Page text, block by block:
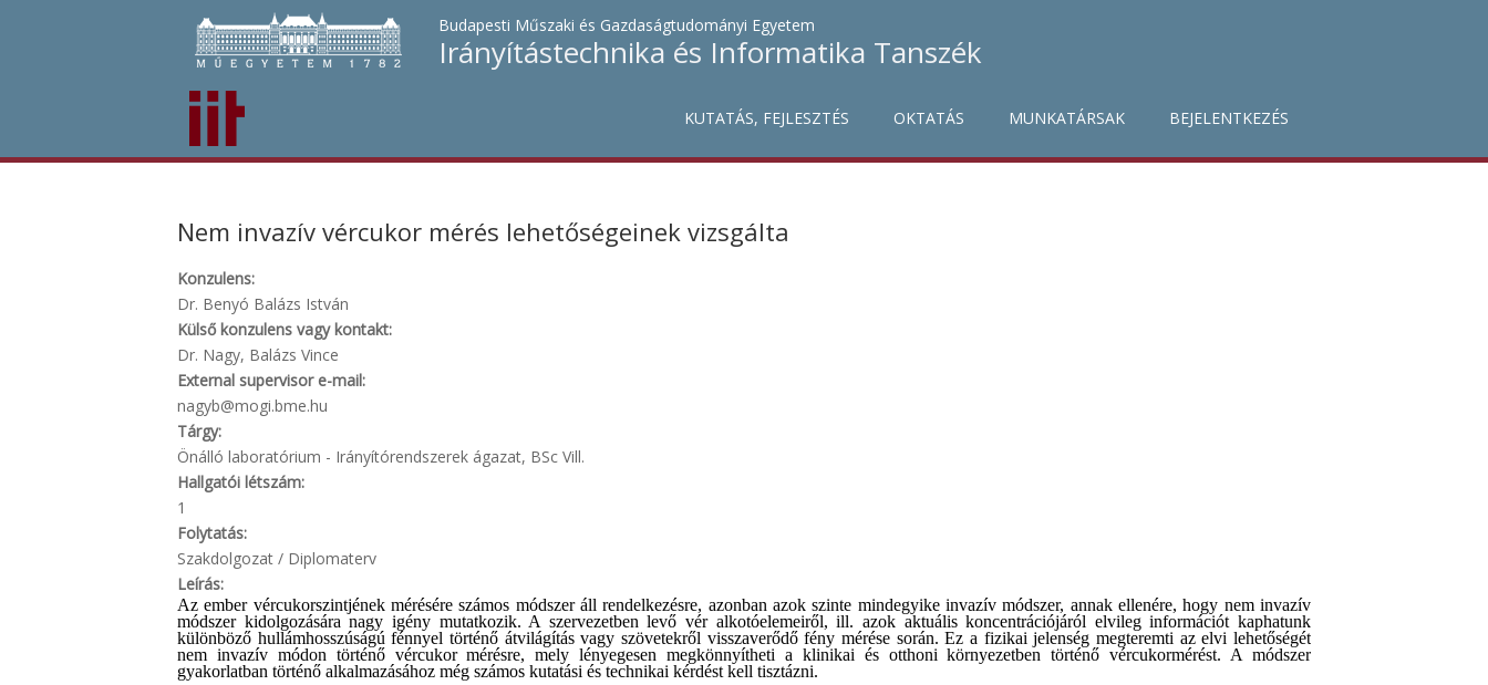
Budapesti Műszaki és Gazdaságtudományi Egyetem
Irányítástechnika és Informatika Tanszék
KUTATÁS, FEJLESZTÉS OKTATÁS MUNKATÁRSAK BEJELENTKEZÉS
Nem invazív vércukor mérés lehetőségeinek vizsgálta
Konzulens:
Dr. Benyó Balázs István
Külső konzulens vagy kontakt:
Dr. Nagy, Balázs Vince
External supervisor e-mail:
nagyb@mogi.bme.hu
Tárgy:
Önálló laboratórium - Irányítórendszerek ágazat, BSc Vill.
Hallgatói létszám:
1
Folytatás:
Szakdolgozat / Diplomaterv
Leírás:
Az ember vércukorszintjének mérésére számos módszer áll rendelkezésre, azonban azok szinte mindegyike invazív módszer, annak ellenére, hogy nem invazív
módszer kidolgozására nagy igény mutatkozik. A szervezetben levő vér alkotóelemeiről, ill. azok aktuális koncentrációjáról elvileg információt kaphatunk
különböző hullámhosszúságú fénnyel történő átvilágításvagy szövetekről visszaverődő fény mérése során. Ez a fizikai jelenségmegteremti az elvilehetőségét
nem invazív módon történő vércukor mérésre, mely lényegesen megkönnyítheti a klinikai és otthoni környezetben történő vércukormérést. A módszer
gyakorlatban történő alkalmazásához még számos kutatási és technikai kérdést kell tisztázni.